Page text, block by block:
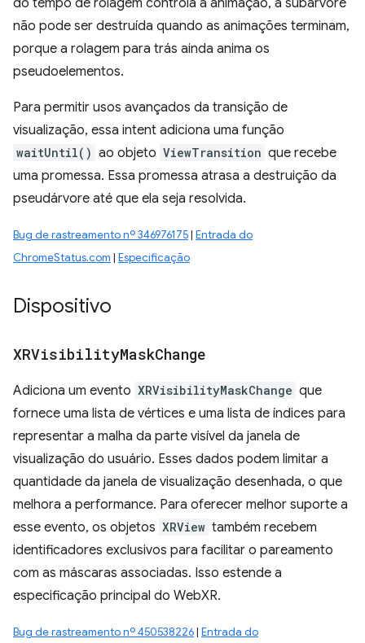
do tempo de rolagem controla a animação, a subárvore
não pode ser destruída quando as animações terminam,
porque a rolagem para trás ainda anima os
pseudoelementos.
Para permitir usos avançados da transição de
visualização, essa intent adiciona uma função
waitUntil() ao objeto ViewTransition que recebe
uma promessa. Essa promessa atrasa a destruição da
pseudárvore até que ela seja resolvida.
Bug de rastreamento nº 346976175| Entrada do
ChromeStatus.com | Especificação
Dispositivo
XRVisibilityMaskChange
Adiciona um evento XRVisibilityMaskChange que
fornece uma lista de vértices e uma lista de índices para
representar a malha da parte visível da janela de
visualização do usuário. Esses dados podem limitar a
quantidade da janela de visualização desenhada, o que
melhora a performance. Para oferecer melhor suporte a
esse evento, os objetos XRView também recebem
identificadores exclusivos para facilitar o pareamento
com as máscaras associadas. Isso estende a
especificação principal do WebXR.
Bug de rastreamento nº 450538226| Entrada do